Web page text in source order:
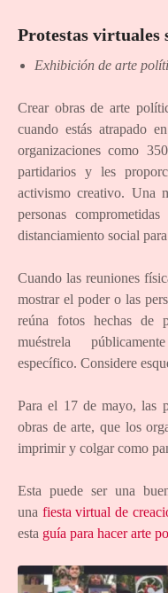
Protestas virtuales
Exhibición de arte
Crear obras de arte
cuando estás atrapado
organizaciones como
partidarios y les
activismo creativo. Una
personas
distanciamiento social
Cuando las reuniones
mostrar el poder o las
reúna fotos hechas de
muéstrela
específico. Considere
Para el 17 de mayo, las
obras de arte, que los
imprimir y colgar como
Esta puede ser una
una fiesta virtual de
esta guía para hacer arte